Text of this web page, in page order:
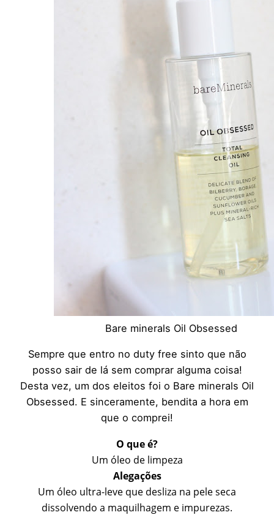
Bare minerals Oil Obsessed
Sempre que entro no duty free sinto que não
posso sair de lá sem comprar alguma coisa!
Desta vez, um dos eleitos foi o Bare minerals Oil
Obsessed. E sinceramente, bendita a hora em
que o comprei!
O que é?
Um óleo de limpeza
Alegações
Um óleo ultra-leve que desliza na pele seca
dissolvendo a maquilhagem e impurezas.